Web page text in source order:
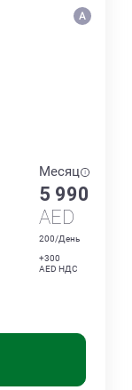
Месяц
5 990
AED
200/День
+300
AED НДС